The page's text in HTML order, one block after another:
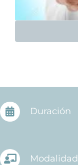
Duración
Modalidad